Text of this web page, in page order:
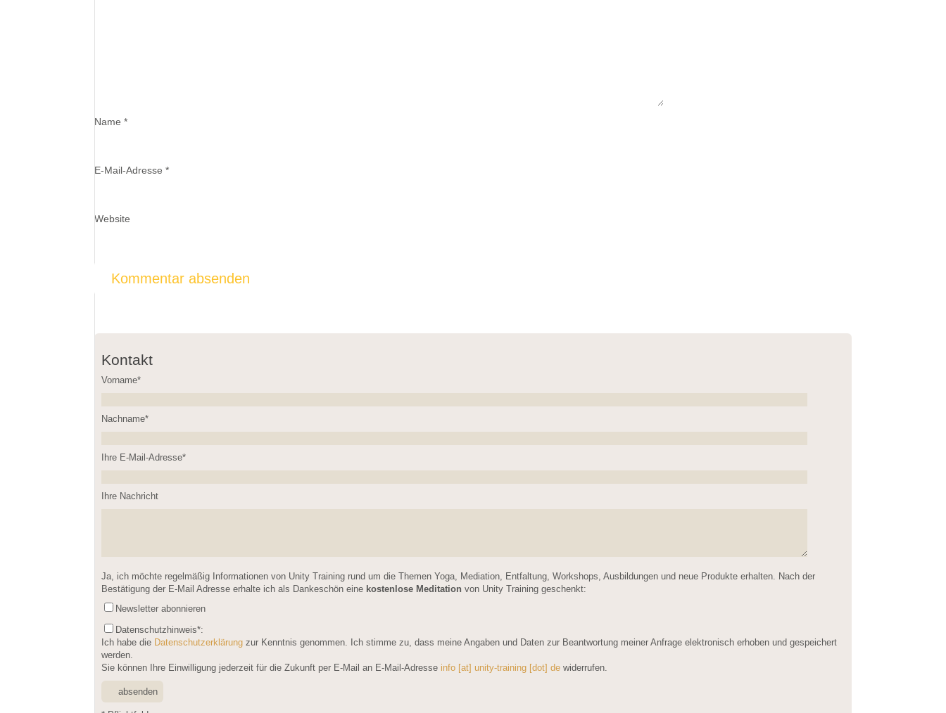
Name*
E-Mail-Adresse*
Website
Kontakt
Vorname*
Nachname*
Please leave this field empty.
Ihre E-Mail-Adresse*
Ihre Nachricht
Please leave this field empty.
Ja, ich möchte regelmäßig Informationen von Unity Training rund um die Themen Yoga, Mediation, Entfaltung, Workshops, Ausbildungen und neue Produkte erhalten. Nach der
Bestätigung der E-Mail Adresse erhalte ich als Dankeschön eine kostenlose Meditation von Unity Training geschenkt:
Newsletter abonnieren
Datenschutzhinweis*:
Ich habe die Datenschutzerklärung zur Kenntnis genommen. Ich stimme zu, dass meine Angaben und Daten zur Beantwortung meiner Anfrage elektronisch erhoben und gespeichert
werden.
Sie können Ihre Einwilligung jederzeit für die Zukunft per E-Mail an E-Mail-Adresse info [at] unity-training [dot] de widerrufen.